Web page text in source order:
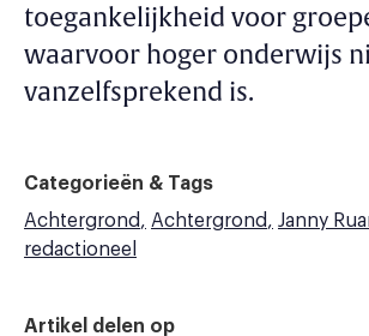
toegankelijkheid voor
waarvoor hoger onderwijs
vanzelfsprekend is.
Categorieën & Tags
Achtergrond
Achtergrond
Janny
redactioneel
Artikel delen op